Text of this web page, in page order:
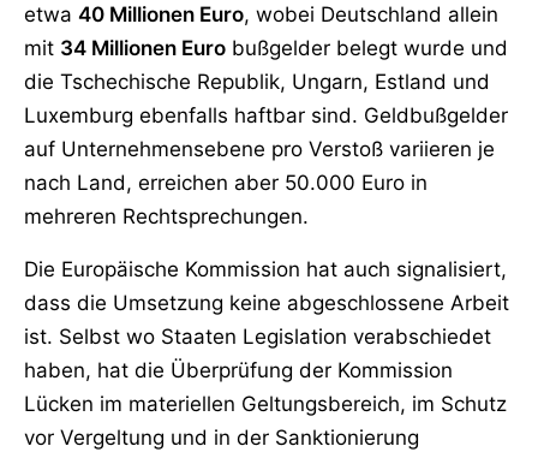
etwa 40 Millionen Euro, wobei Deutschland allein
mit 34 Millionen Euro bußgelder belegt wurde und
die Tschechische Republik, Ungarn, Estland und
Luxemburg ebenfalls haftbar sind. Geldbußgelder
auf Unternehmensebene pro Verstoß variieren je
nach Land, erreichen aber 50.000 Euro in
mehreren Rechtsprechungen.
Die Europäische Kommission hat auch signalisiert,
dass die Umsetzung keine abgeschlossene Arbeit
ist. Selbst wo Staaten Legislation verabschiedet
haben, hat die Überprüfung der Kommission
Lücken im materiellen Geltungsbereich, im Schutz
vor Vergeltung und in der Sanktionierung